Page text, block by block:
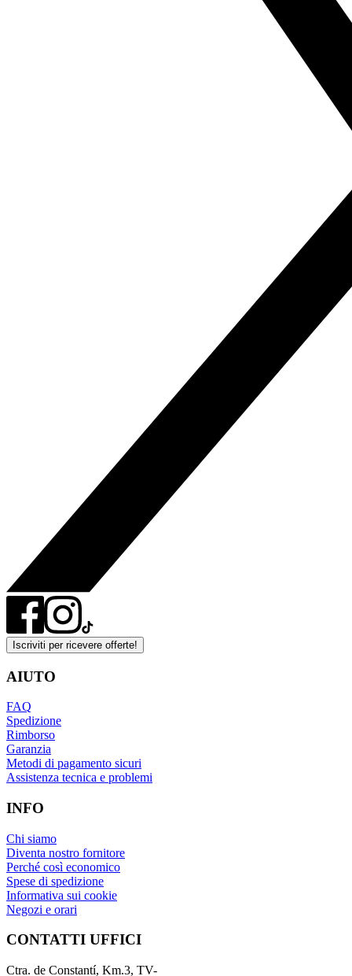
Iscriviti per ricevere offerte!
AIUTO
FAQ
Spedizione
Rimborso
Garanzia
Metodi di pagamento sicuri
Assistenza tecnica e problemi
INFO
Chi siamo
Diventa nostro fornitore
Perché così economico
Spese di spedizione
Informativa sui cookie
Negozi e orari
CONTATTI UFFICI
Ctra. de Constantí, Km.3, TV-